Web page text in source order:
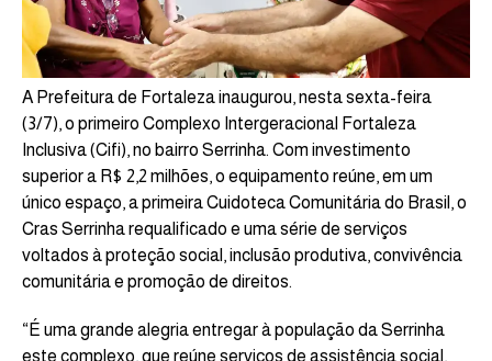
A Prefeitura de Fortaleza inaugurou, nesta sexta-feira
(3/7), o primeiro Complexo Intergeracional Fortaleza
Inclusiva (Cifi), no bairro Serrinha. Com investimento
superior a R$ 2,2 milhões, o equipamento reúne, em um
único espaço, a primeira Cuidoteca Comunitária do Brasil, o
Cras Serrinha requalificado e uma série de serviços
voltados à proteção social, inclusão produtiva, convivência
comunitária e promoção de direitos.
“É uma grande alegria entregar à população da Serrinha
este complexo, que reúne serviços de assistência social,